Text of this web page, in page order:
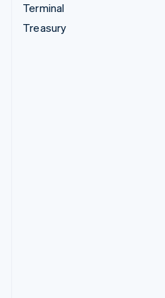
Terminal
Treasury